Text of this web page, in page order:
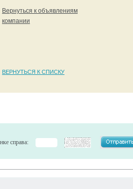
Вернуться к объявлениям
компании
ВЕРНУТЬСЯ К СПИСКУ
справа: